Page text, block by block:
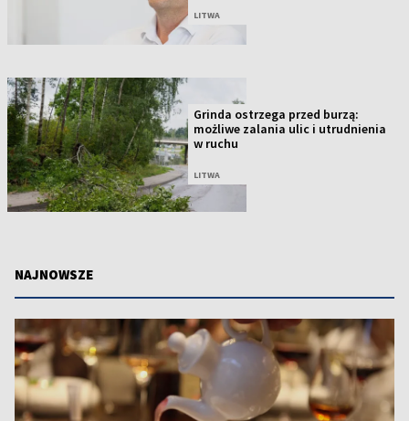
LITWA
Grinda ostrzega przed burzą:
możliwe zalania ulic i utrudnienia
w ruchu
LITWA
NAJNOWSZE